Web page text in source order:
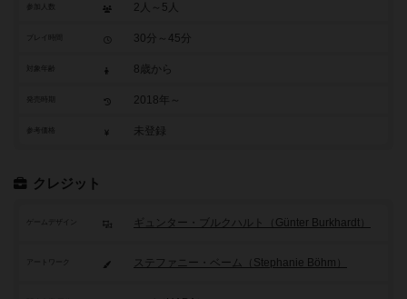
参加人数 2人～5人
30分～45分
8歳から
2018年～
参考価格 未登録
クレジット
ゲームデザイン ギュンター・ブルクハルト（Günter Burkhardt）
アートワーク ステファニー・ベーム（Stephanie Böhm）